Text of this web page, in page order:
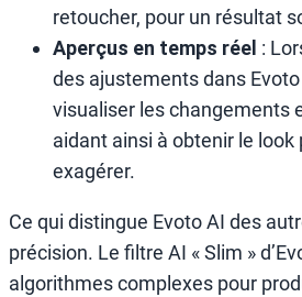
retoucher, pour un résultat
Aperçus en temps réel :
des ajustements dans
visualiser les changements
aidant ainsi à obtenir le look
exagérer.
Ce qui distingue Evoto AI des
précision. Le filtre AI « Slim »
algorithmes complexes pour